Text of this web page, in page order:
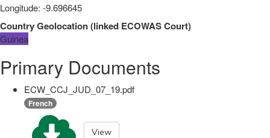
Longitude: -9.696645
Country Geolocation(linked ECOWAS Court)
Guinea
Primary Documents
ECW_CCJ_JUD_07_19.pdf
French
View